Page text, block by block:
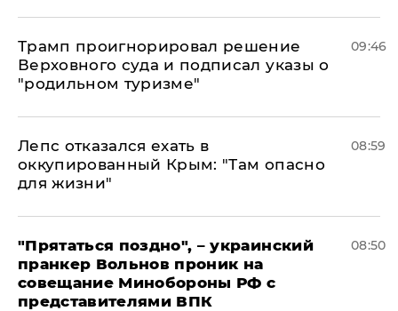
Трамп проигнорировал решение
Верховного суда и подписал указы о
"родильном туризме"
09:46
Лепс отказался ехать в
оккупированный Крым: "Там опасно
для жизни"
08:59
"Прятаться поздно", – украинский
пранкер Вольнов проник на
совещание Минобороны РФ с
представителями ВПК
08:50